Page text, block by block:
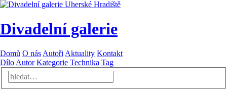
Divadelní galerie
Domů O nás Autoři Aktuality Kontakt
Dílo Autor Kategorie Technika Tag